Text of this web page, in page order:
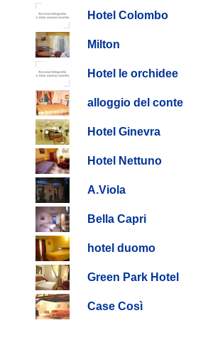
Hotel Colombo
Milton
Hotel le orchidee
alloggio del conte
Hotel Ginevra
Hotel Nettuno
A.Viola
Bella Capri
hotel duomo
Green Park Hotel
Case Così